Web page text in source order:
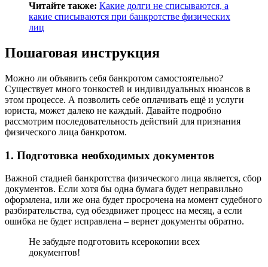
Читайте также: Какие долги не списываются, а
какие списываются при банкротстве физических
лиц
Пошаговая инструкция
Можно ли объявить себя банкротом самостоятельно?
Существует много тонкостей и индивидуальных нюансов в
этом процессе. А позволить себе оплачивать ещё и услуги
юриста, может далеко не каждый. Давайте подробно
рассмотрим последовательность действий для признания
физического лица банкротом.
1. Подготовка необходимых документов
Важной стадией банкротства физического лица является, сбор
документов. Если хотя бы одна бумага будет неправильно
оформлена, или же она будет просрочена на момент судебного
разбирательства, суд обездвижет процесс на месяц, а если
ошибка не будет исправлена – вернет документы обратно.
Не забудьте подготовить ксерокопии всех
документов!